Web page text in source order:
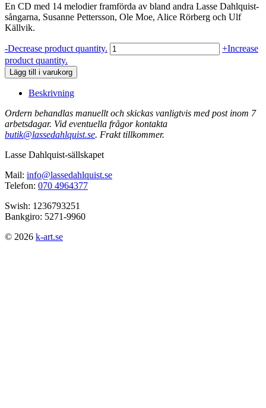
En CD med 14 melodier framförda av bland andra Lasse Dahlquist-
sångarna, Susanne Pettersson, Ole Moe, Alice Rörberg och Ulf
Källvik.
-Decrease product quantity. Specialerbjudande
-
+Increase
product quantity.
Lägg till i varukorg
Beskrivning
Ordern behandlas manuellt och skickas vanligtvis med post inom 7
arbetsdagar. Vid eventuella frågor kontakta
butik@lassedahlquist.se. Frakt tillkommer.
Lasse Dahlquist-sällskapet
Mail: info@lassedahlquist.se
Telefon: 070 4964377
Swish: 1236793251
Bankgiro: 5271-9960
© 2026 k-art.se